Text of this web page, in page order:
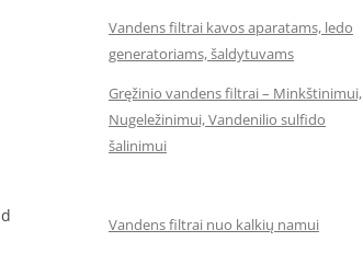
Vandens filtrai kavos aparatams, ledo
generatoriams, šaldytuvams
Gręžinio vandens filtrai – Minkštinimui,
Nugeležinimui, Vandenilio sulfido
šalinimui
Vandens filtrai nuo kalkių namui